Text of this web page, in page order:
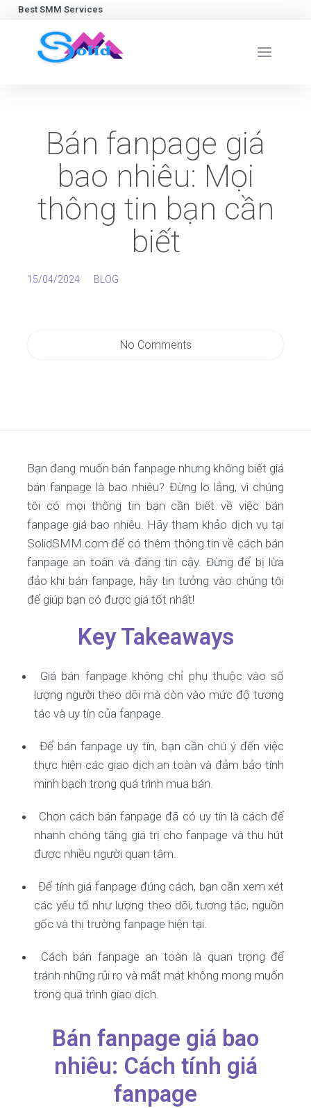
Best SMM Services
Bán fanpage giá
bao nhiêu: Mọi
thông tin bạn cần
biết
15/04/2024 BLOG
No Comments
Bạn đang muốn bán fanpage nhưng không biết giá
bán fanpage là bao nhiêu? Đừng lo lắng, vì chúng
tôi có mọi thông tin bạn cần biết về việc bán
fanpage giá bao nhiêu. Hãy tham khảo dịch vụ tại
SolidSMM.com để có thêm thông tin về cách bán
fanpage an toàn và đáng tin cậy. Đừng để bị lừa
đảo khi bán fanpage, hãy tin tưởng vào chúng tôi
để giúp bạn có được giá tốt nhất!
Key Takeaways
Giá bán fanpage không chỉ phụ thuộc vào số
lượng người theo dõi mà còn vào mức độ tương
tác và uy tín của fanpage.
Để bán fanpage uy tín, bạn cần chú ý đến việc
thực hiện các giao dịch an toàn và đảm bảo tính
minh bạch trong quá trình mua bán.
Chọn cách bán fanpage đã có uy tín là cách để
nhanh chóng tăng giá trị cho fanpage và thu hút
được nhiều người quan tâm.
Để tính giá fanpage đúng cách, bạn cần xem xét
các yếu tố như lượng theo dõi, tương tác, nguồn
gốc và thị trường fanpage hiện tại.
Cách bán fanpage an toàn là quan trọng để
tránh những rủi ro và mất mát không mong muốn
trong quá trình giao dịch.
Bán fanpage giá bao
nhiêu: Cách tính giá
fanpage